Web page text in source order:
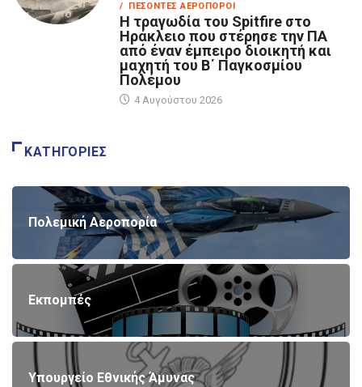
/ ΠΕΣΌΝΤΕΣ ΑΕΡΟΠΌΡΟΙ
Η τραγωδία του Spitfire στο
Ηράκλειο που στέρησε την ΠΑ
από έναν έμπειρο διοικητή και
μαχητή του Β΄ Παγκοσμίου
Πολέμου
4 Αυγούστου 2026
ΚΑΤΗΓΟΡΊΕΣ
Πολεμική Αεροπορία
Εκπομπές
Υπουργείο Εθνικής Άμυνας